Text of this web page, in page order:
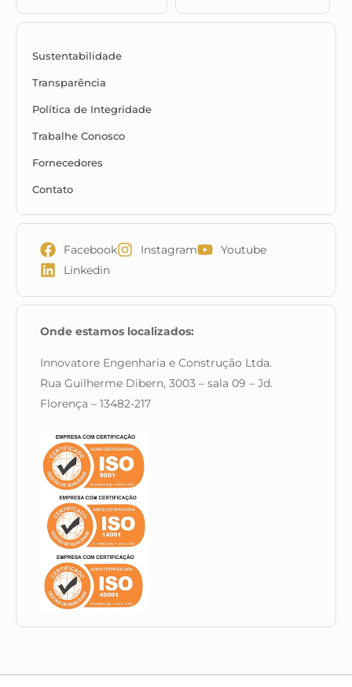
Sustentabilidade
Transparência
Política de Integridade
Trabalhe Conosco
Fornecedores
Contato
Facebook Instagram
Youtube
Linkedin
Onde estamos localizados:
Innovatore Engenharia e Construção Ltda.
Rua Guilherme Dibern, 3003 – sala 09 – Jd.
Florença – 13482-217